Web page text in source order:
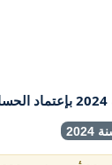
2024